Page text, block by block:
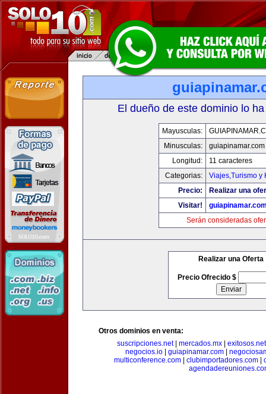
El dueño de este dominio lo
Mayusculas:
Minusculas:
guiapinamar.com
Longitud:
11 caracteres
Categorias:
Viajes,Turismo y
Precio:
Realizar una
Visitar!
Serán consideradas
Realizar una Oferta
Precio Ofrecido $
Otros dominios en venta:
suscripciones.net| mercados.mx
exitosos.net
negocios.io
guiapinamar.com
multiconference.com
clubimportadores.com